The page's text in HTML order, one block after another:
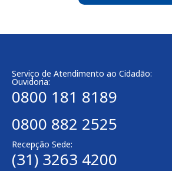
Serviço de Atendimento ao Cidadão:
Ouvidoria:
0800 181 8189
0800 882 2525
Recepção Sede:
(31) 3263 4200